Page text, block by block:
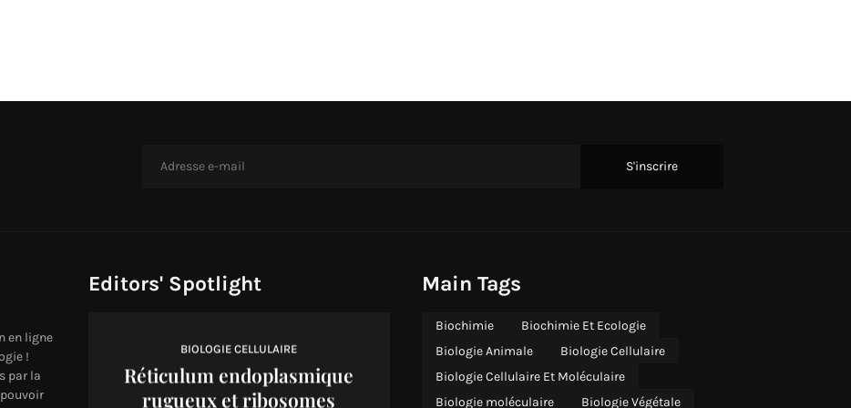
en ligne
!
par la
Editors' Spotlight
BIOLOGIE CELLULAIRE
Réticulum endoplasmique
rugueux et ribosomes
Main Tags
Biochimie
Biochimie Et Ecologie
Biologie Animale
Biologie Cellulaire
Biologie Cellulaire Et Moléculaire
Biologie moléculaire
Biologie Végétale